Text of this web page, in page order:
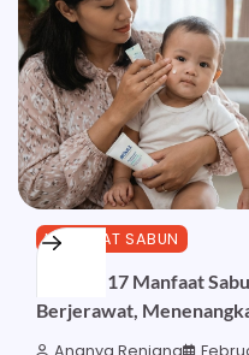
MANFAAT SABUN
Ketahui 17 Manfaat
Berjerawat,
Ananya Renjana